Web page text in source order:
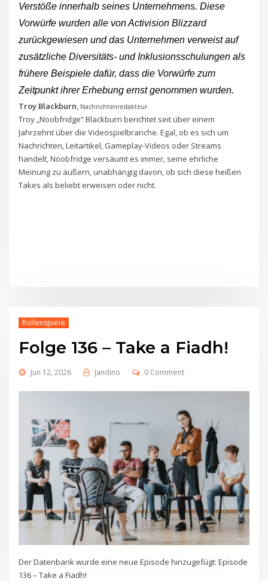
Verstöße innerhalb seines Unternehmens. Diese
Vorwürfe wurden alle von Activision Blizzard
zurückgewiesen und das Unternehmen verweist auf
zusätzliche Diversitäts- und Inklusionsschulungen als
frühere Beispiele dafür, dass die Vorwürfe zum
Zeitpunkt ihrer Erhebung ernst genommen wurden.
Troy Blackburn Nachrichtenredakteur
Troy „Noobfridge“ Blackburn berichtet seit über einem
Jahrzehnt über die Videospielbranche. Egal, ob es sich um
Nachrichten, Leitartikel, Gameplay-Videos oder Streams
handelt, Noobfridge versäumt es immer, seine ehrliche
Meinung zu äußern, unabhängig davon, ob sich diese heißen
Takes als beliebt erweisen oder nicht.
Rollenspiele
Folge 136 – Take a Fiadh!
Jun 12, 2026 Jandino 0 Comment
Der Datenbank wurde eine neue Episode hinzugefügt: Episode
136 – Take a Fiadh!